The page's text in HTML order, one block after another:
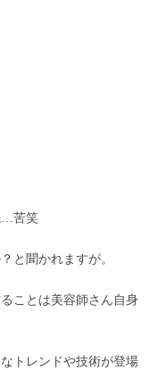
…苦笑
と聞かれますが。
ことは美容師さん自身
トレンドや技術が登場